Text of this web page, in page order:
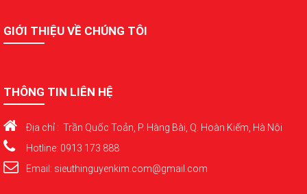
GIỚI THIỆU VỀ CHÚNG TÔI
THÔNG TIN LIÊN HỆ
Địa chỉ : Trần Quốc Toản, P. Hàng Bài, Q. Hoàn Kiếm, Hà Nội
Hotline: 0913 173 888
Email: sieuthinguyenkim.com@gmail.com